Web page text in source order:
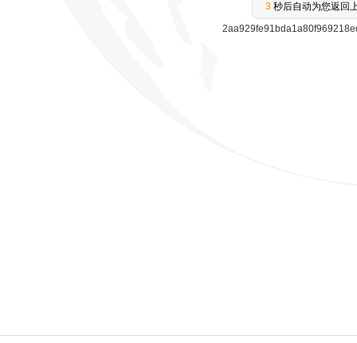
3 秒后自动为您返回